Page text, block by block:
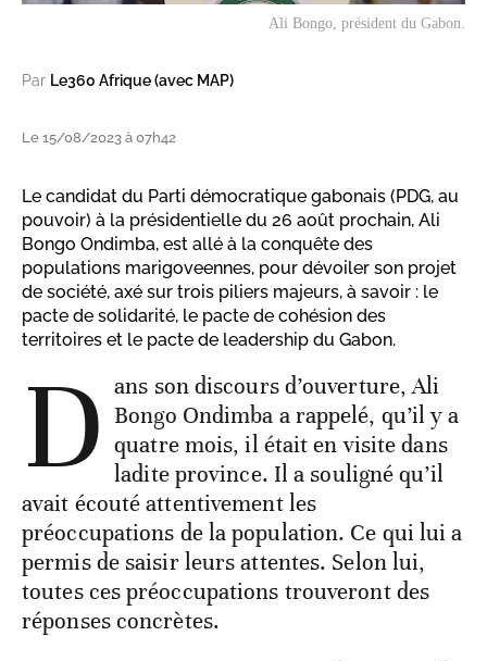
Ali Bongo, président du Gabon.
Par Le360 Afrique (avec MAP)
Le 15/08/2023 à 07h42
Le candidat du Parti démocratique gabonais (PDG, au
pouvoir) à la présidentielle du 26 août prochain, Ali
Bongo Ondimba, est allé à la conquête des
populations marigoveennes, pour dévoiler son projet
de société, axé sur trois piliers majeurs, à savoir : le
pacte de solidarité, le pacte de cohésion des
territoires et le pacte de leadership du Gabon.
D ans son discours d’ouverture, Ali
Bongo Ondimba a rappelé, qu’il y a
quatre mois, il était en visite dans
ladite province. Il a souligné qu’il
avait écouté attentivement les
préoccupations de la population. Ce qui lui a
permis de saisir leurs attentes. Selon lui,
toutes ces préoccupations trouveront des
réponses concrètes.